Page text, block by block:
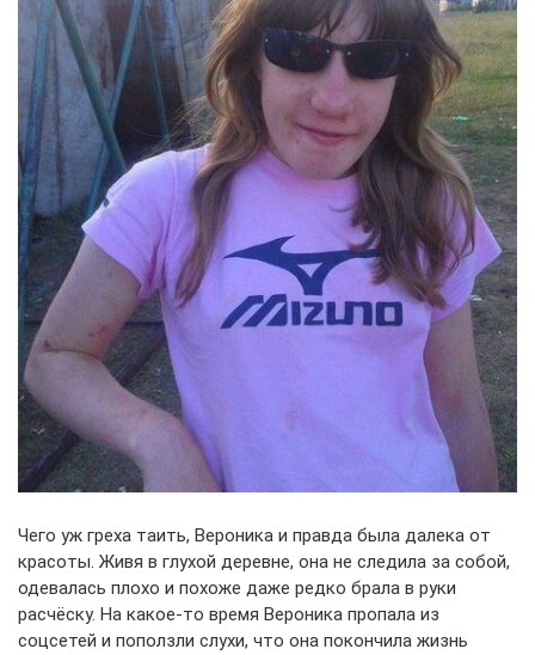
Чего уж греха таить, Вероника и правда была далека от
красоты. Живя в глухой деревне, она не следила за собой,
одевалась плохо и похоже даже редко брала в руки
расчёску. На какое-то время Вероника пропала из
соцсетей и поползли слухи, что она покончила жизнь